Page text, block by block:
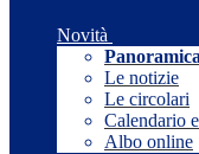
Novità
Panoramica
Le notizie
Le circolari
Calendario
Albo online